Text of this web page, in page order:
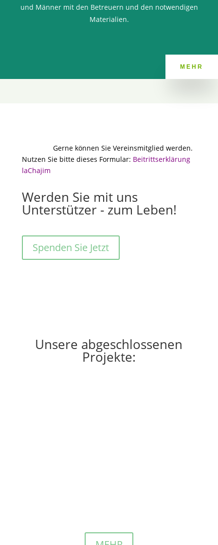
und Männer mit den Betreuern und den notwendigen
Materialien.
MEHR
Gerne können Sie Vereinsmitglied werden.
Nutzen Sie bitte dieses Formular: Beitrittserklärung
laChajim
Werden Sie mit uns
Unterstützer - zum Leben!
Spenden Sie Jetzt
Unsere abgeschlossenen
Projekte: